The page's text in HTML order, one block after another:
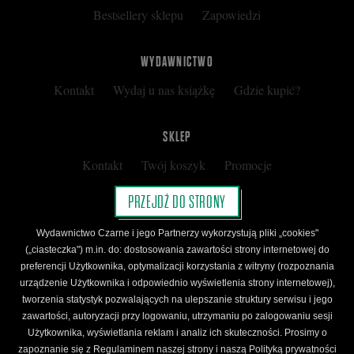
Bestsellery sklepu
Zapowiedzi
WYDAWNICTWO
Kontakt Wydaj u nas książkę Gdzie kupić?
SKLEP
Kontakt Twój koszyk
Promocje
Kup kartę podarunkową
Nota prawna
Regulamin
Polityka prywatności
Regulamin Klubu Czarnego
Regulamin Karty Podarunkowej
ŚLEDŹ CZARNE
Facebook YouTube Instagram Newsletter
PRZEJDŹ DO STRONY
Wydawnictwo Czarne i jego Partnerzy wykorzystują pliki „cookies"
(„ciasteczka") m.in. do: dostosowania zawartości strony internetowej do
preferencji Użytkownika, optymalizacji korzystania z witryny (rozpoznania
urządzenie Użytkownika i odpowiednio wyświetlenia strony internetowej),
tworzenia statystyk pozwalających na ulepszanie struktury serwisu i jego
zawartości, autoryzacji przy logowaniu, utrzymaniu po zalogowaniu sesji
Użytkownika, wyświetlania reklam i analiz ich skuteczności. Prosimy o
zapoznanie się z Regulaminem naszej strony i naszą Polityką prywatności